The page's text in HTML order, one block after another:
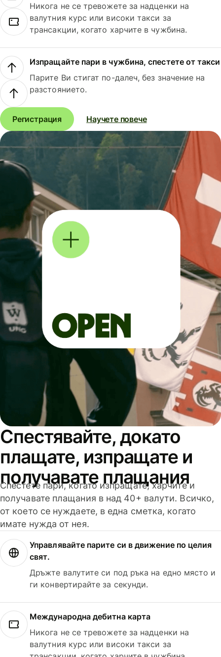
Никога не се тревожете за надценки на
валутния курс или високи такси за
трансакции, когато харчите в чужбина.
Изпращайте пари в чужбина, спестете от такси
Парите Ви стигат по-далеч, без значение на
разстоянието.
Регистрация Научете повече
Спестявайте, докато
плащате, изпращате и
получавате плащания
Спестете пари, когато изпращате, харчите и
получавате плащания в над 40+ валути. Всичко,
от което се нуждаете, в една сметка, когато
имате нужда от нея.
Управлявайте парите си в движение по целия
свят.
Дръжте валутите си под ръка на едно място и
ги конвертирайте за секунди.
Международна дебитна карта
Никога не се тревожете за надценки на
валутния курс или високи такси за